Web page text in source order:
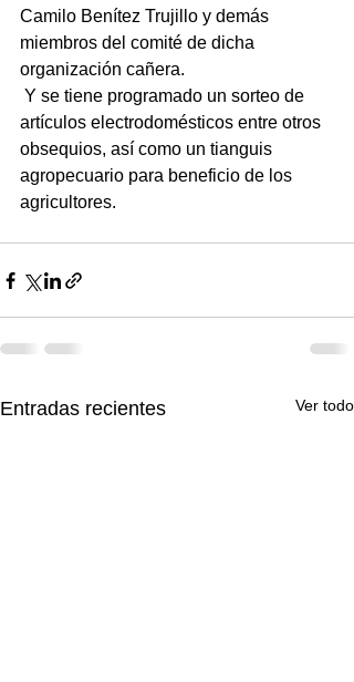
Camilo Benítez Trujillo y demás
miembros del comité de dicha
organización cañera.
artículos electrodomésticos entre otros
obsequios, así como un tianguis
agropecuario para beneficio de los
agricultores.
Entradas recientes Ver todo